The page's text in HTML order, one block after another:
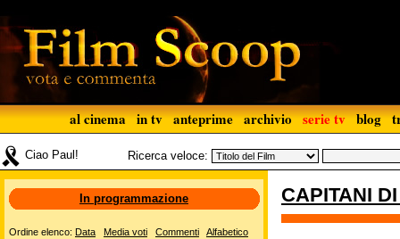
al cinema in tv anteprime archivio serie tv blog
Ciao Paul! Ricerca veloce:
CAPITANI
In programmazione
Ordine elenco: Data Media voti Commenti Alfabetico